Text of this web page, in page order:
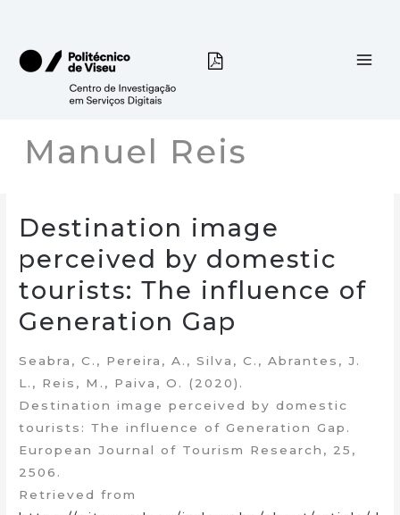
content
Manuel Reis
Destination image
perceived by domestic
tourists: Тhe influence of
Generation Gap
Seabra, C., Pereira, A., Silva, C., Abrantes, J.
L., Reis, M., Paiva, O. (2020).
Destination image perceived by domestic
tourists: Тhe influence of Generation Gap.
European Journal of Tourism Research, 25,
2506.
Retrieved from